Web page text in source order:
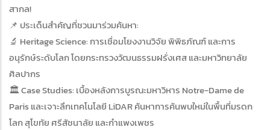
สากล!
📌 ประเด็นสำคัญที่ชวนมาร่วมค้นหา:
🔬 Heritage Science: การเชื่อมโยงงานวิจัย พิพิธภัณฑ์ และการ
อนุรักษ์ระดับโลก โดยกระทรวงวัฒนธรรมฝรั่งเศส และมหาวิทยาลัย
ศิลปากร
🏛️ Case Studies: เบื้องหลังการบูรณะมหาวิหาร Notre-Dame de
Paris และเจาะลึกเทคโนโลยี LiDAR ค้นหาการค้นพบใหม่ในพื้นที่มรดก
โลก สุโขทัย ศรีสัชนาลัย และกำแพงเพชร